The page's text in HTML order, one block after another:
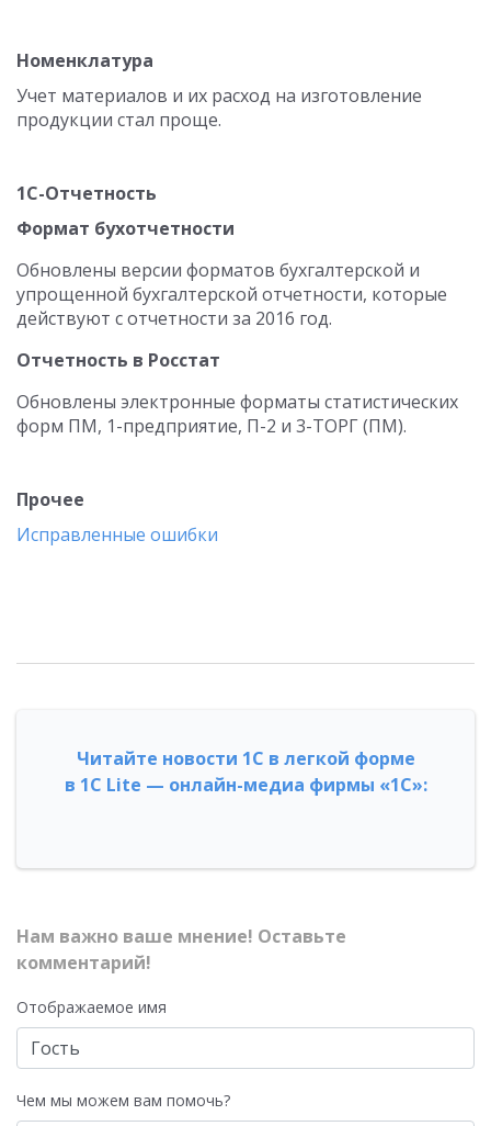
Номенклатура
Учет материалов и их расход на изготовление
продукции стал проще.
1С-Отчетность
Формат бухотчетности
Обновлены версии форматов бухгалтерской и
упрощенной бухгалтерской отчетности, которые
действуют с отчетности за 2016 год.
Отчетность в Росстат
Обновлены электронные форматы статистических
форм ПМ, 1-предприятие, П-2 и 3-ТОРГ (ПМ).
Прочее
Исправленные ошибки
Читайте новости 1С в легкой форме
в 1С Lite — онлайн-медиа фирмы «1С»:
Нам важно ваше мнение! Оставьте
комментарий!
Отображаемое имя
Чем мы можем вам помочь?